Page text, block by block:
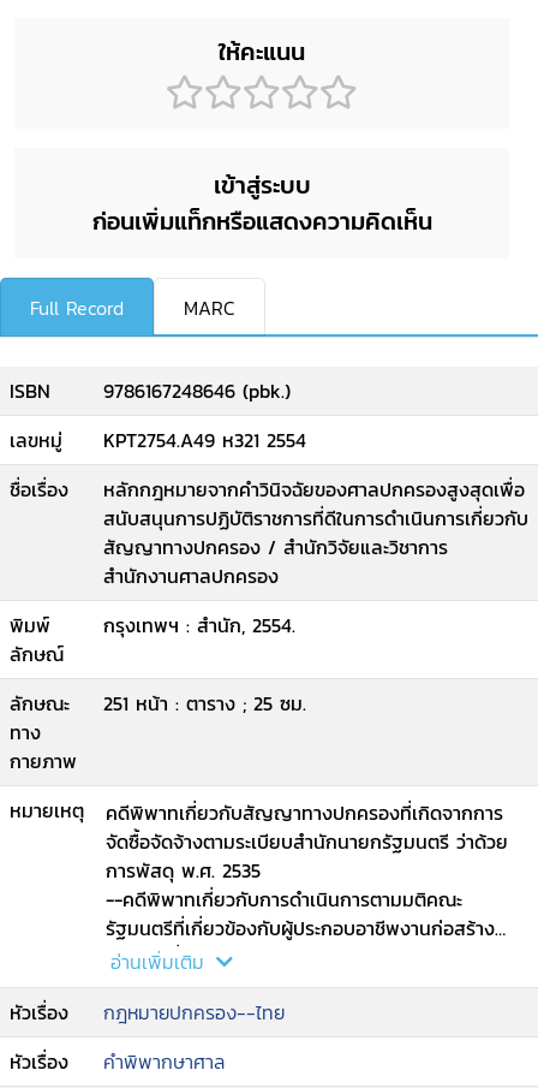
ให้คะแนน
เข้าสู่ระบบ
ก่อนเพิ่มแท็กหรือแสดงความคิดเห็น
Full Record MARC
ISBN
9786167248646 (pbk.)
เลขหมู่
KPT2754.A49 ห321 2554
ชื่อเรื่อง
หลักกฎหมายจากคำวินิจฉัยของศาลปกครองสูงสุดเพื่อ
สนับสนุนการปฏิบัติราชการที่ดีในการดำเนินการเกี่ยวกับ
สัญญาทางปกครอง / สำนักวิจัยและวิชาการ
สำนักงานศาลปกครอง
พิมพ์
ลักษณ์
กรุงเทพฯ : สำนัก, 2554.
ลักษณะ
ทาง
กายภาพ
251 หน้า : ตาราง ; 25 ซม.
หมายเหตุ
คดีพิพาทเกี่ยวกับสัญญาทางปกครองที่เกิดจากการ
จัดซื้อจัดจ้างตามระเบียบสำนักนายกรัฐมนตรี ว่าด้วย
การพัสดุ พ.ศ. 2535
--คดีพิพาทเกี่ยวกับการดำเนินการตามมติคณะ
รัฐมนตรีที่เกี่ยวข้องกับผู้ประกอบอาชีพงานก่อสร้าง
หรืองานอื่นกับทางราชการ
--คดีพิพาทเกี่ยวกับสัญญารับทุนการศึกษาและ
สัญญาลาศึกษา
--คดีพิพาทเกี่ยวกับสัญญาสัมปทาน
--คดีพิพาทเกี่ยวกับการชำระเงินค่าทดแทนที่ดินตาม
อ่านเพิ่มเติม
หัวเรื่อง
กฎหมายปกครอง--ไทย
หัวเรื่อง
คำพิพากษาศาล